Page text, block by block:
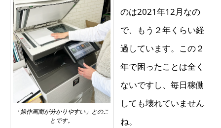
「操作画面が分かりやすい」とのこ
とです。
のは2021年12月なの
で、もう２年くらい経
過しています。この２
年で困ったことは全く
ないですし、毎日稼働
しても壊れていません
ね。